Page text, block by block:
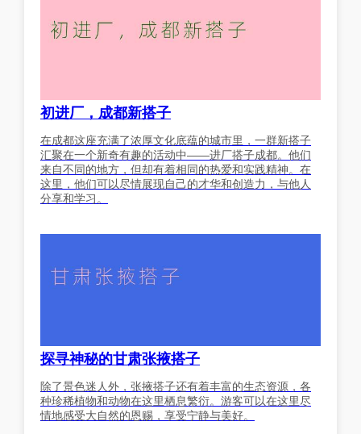
初进厂，成都新搭子
在成都这座充满了浓厚文化底蕴的城市里，一群新搭子
汇聚在一个新奇有趣的活动中——进厂搭子成都。他们
来自不同的地方，但却有着相同的热爱和实践精神。在
这里，他们可以尽情展现自己的才华和创造力，与他人
分享和学习。
探寻神秘的甘肃张掖搭子
除了景色迷人外，张掖搭子还有着丰富的生态资源，各
种珍稀植物和动物在这里栖息繁衍。游客可以在这里尽
情地感受大自然的恩赐，享受宁静与美好。